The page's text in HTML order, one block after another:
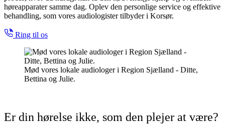
høreapparater samme dag. Oplev den personlige service og effektive
behandling, som vores audiologister tilbyder i Korsør.
Ring til os
Mød vores lokale audiologer i Region Sjælland - Ditte,
Bettina og Julie.
Er din hørelse ikke, som den plejer at være?